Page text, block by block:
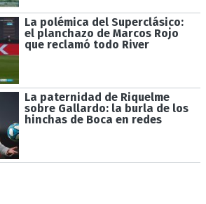
La polémica del Superclásico:
el planchazo de Marcos Rojo
que reclamó todo River
La paternidad de Riquelme
sobre Gallardo: la burla de los
hinchas de Boca en redes